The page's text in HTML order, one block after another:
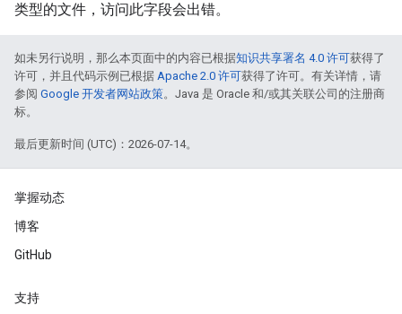
类型的文件，访问此字段会出错。
如未另行说明，那么本页面中的内容已根据知识共享署名 4.0 许可获得了
许可，并且代码示例已根据 Apache 2.0 许可获得了许可。有关详情，请
参阅 Google 开发者网站政策。Java 是 Oracle 和/或其关联公司的注册商
标。
最后更新时间 (UTC)：2026-07-14。
掌握动态
博客
GitHub
支持